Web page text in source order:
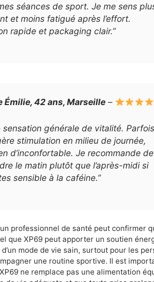
séances de sport. Je me sens
et moins fatigué après l’effort.
rapide et packaging clair.”
Émilie, 42 ans, Marseille –
sensation générale de vitalité. Parfois
stimulation en milieu de journée,
d’inconfortable. Je recommande de
le matin plutôt que l’après-midi si
sensible à la caféine.”
professionnel de santé peut confirmer
que XP69 peut apporter un soutien
mode de vie sain, surtout pour les
une routine sportive. Il est
ne remplace pas une alimentation